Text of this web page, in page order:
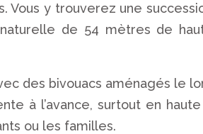
y trouverez une
de 54 mètres de
des bivouacs aménagés le
l’avance, surtout en haute
ou les familles.